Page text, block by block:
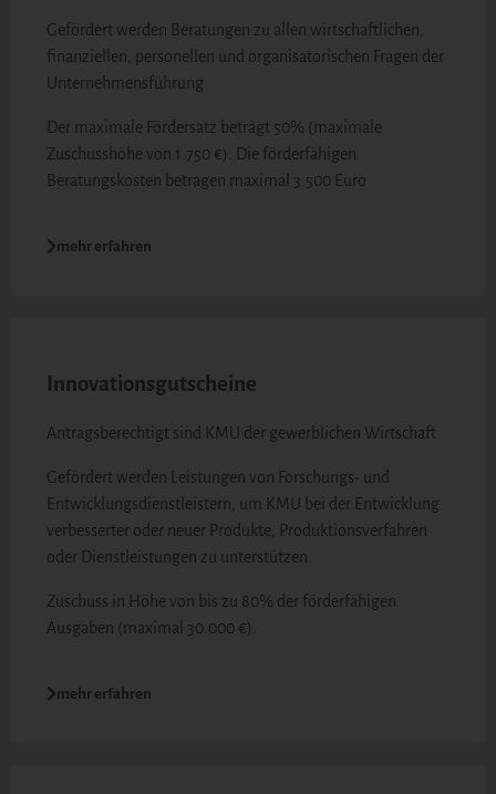
Gefördert werden Beratungen zu allen wirtschaftlichen,
finanziellen, personellen und organisatorischen Fragen der
Unternehmensführung
Der maximale Fördersatz beträgt 50% (maximale
Zuschusshöhe von 1.750 €). Die förderfähigen
Beratungskosten betragen maximal 3.500 Euro
mehr erfahren
Innovationsgutscheine
Antragsberechtigt sind KMU der gewerblichen Wirtschaft
Gefördert werden Leistungen von Forschungs- und
Entwicklungsdienstleistern, um KMU bei der Entwicklung
verbesserter oder neuer Produkte, Produktionsverfahren
oder Dienstleistungen zu unterstützen.
Zuschuss in Höhe von bis zu 80% der förderfähigen
Ausgaben (maximal 30.000 €).
mehr erfahren